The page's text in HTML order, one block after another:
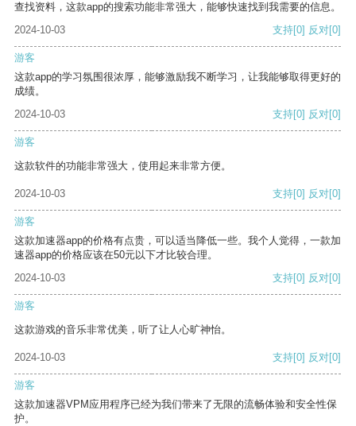
查找资料，这款app的搜索功能非常强大，能够快速找到我需要的信息。
2024-10-03
支持[0] 反对[0]
游客
这款app的学习氛围很浓厚，能够激励我不断学习，让我能够取得更好的
成绩。
2024-10-03
支持[0] 反对[0]
游客
这款软件的功能非常强大，使用起来非常方便。
2024-10-03 支持[0] 反对[0]
游客
这款加速器app的价格有点贵，可以适当降低一些。我个人觉得，一款加
速器app的价格应该在50元以下才比较合理。
2024-10-03
支持[0] 反对[0]
游客
这款游戏的音乐非常优美，听了让人心旷神怡。
2024-10-03 支持[0] 反对[0]
游客
这款加速器VPM应用程序已经为我们带来了无限的流畅体验和安全性保
护。